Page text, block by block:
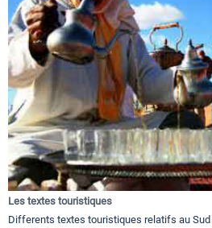
Les textes touristiques
Differents textes touristiques relatifs au